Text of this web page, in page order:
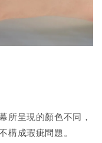
所呈現的顏色不同，
構成瑕疵問題。